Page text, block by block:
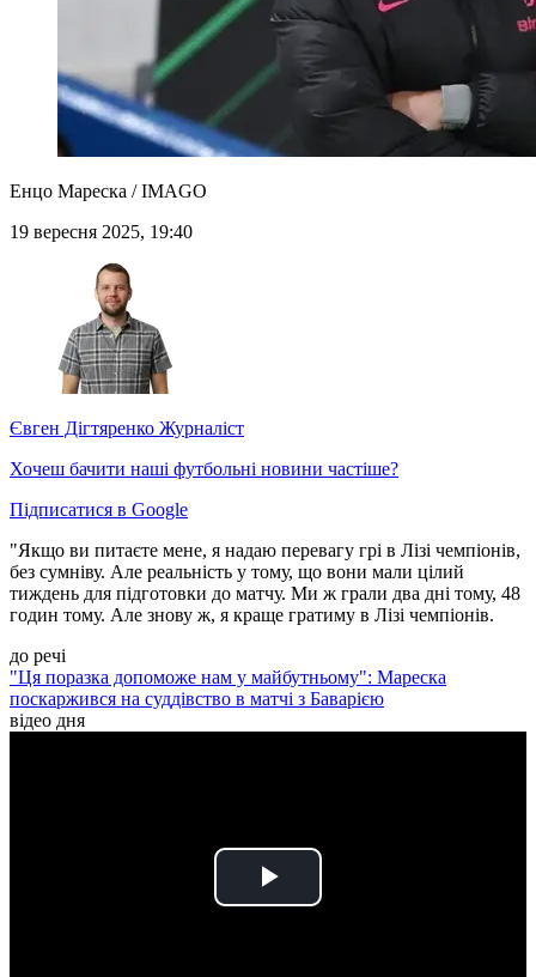
Енцо Мареска / IMAGO
19 вересня 2025, 19:40
Євген Дігтяренко Журналіст
Хочеш бачити наші футбольні новини частіше?
Підписатися в Google
"Якщо ви питаєте мене, я надаю перевагу грі в Лізі чемпіонів,
без сумніву. Але реальність у тому, що вони мали цілий
тиждень для підготовки до матчу. Ми ж грали два дні тому, 48
годин тому. Але знову ж, я краще гратиму в Лізі чемпіонів.
до речі
"Ця поразка допоможе нам у майбутньому": Мареска
поскаржився на суддівство в матчі з Баварією
відео дня
Play